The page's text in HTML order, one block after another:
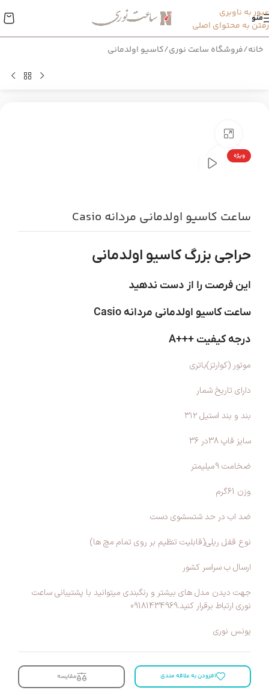
عبور به ناوبری
رفتن به محتوای اصلی
منو
خانه/فروشگاه ساعت نوری/کاسیو اولدمانی
ویژه
ساعت کاسیو اولدمانی مردانه Casio
حراجی بزرگ کاسیو اولدمانی
این فرصت را از دست ندهید
ساعت کاسیو اولدمانی مردانه Casio
درجه کیفیت +++A
موتور (کوارتز)باتری
دارای تاریخ شمار
بند و بند استیل ۳۱۲
سایز قاپ 38در 36
ضخامت 9میلیمتر
وزن 61گرم
ضد اب در حد شتسشوی دست
نوع قفل ریلی(قابلیت تنظیم بر روی تمام مچ ها)
ارسال ب سراسر کشور
جهت دیدن مدل های بیشتر و رنگبندی میتوانید با پشتیبانی ساعت
نوری ارتباط برقرار کنید.09181434969
یونس نوری
افزودن به علاقه مندی مقایسه